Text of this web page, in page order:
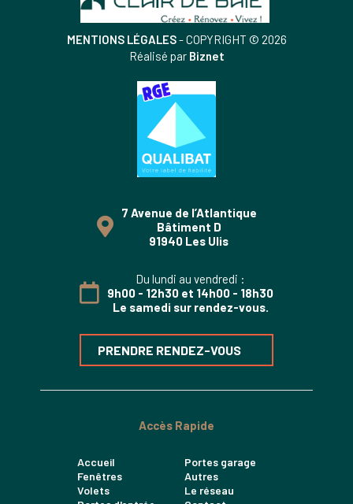
7 Avenue de l’Atlantique
Bâtiment D
91940 Les Ulis
Du lundi au vendredi :
9h00 - 12h30 et 14h00 - 18h30
Le samedi sur rendez-vous.
PRENDRE RENDEZ-VOUS
MENTIONS LÉGALES- COPYRIGHT © 2026
Réalisé par Biznet
Accès Rapide
Accueil
Fenêtres
Volets
Portes garage
Autres
Le réseau